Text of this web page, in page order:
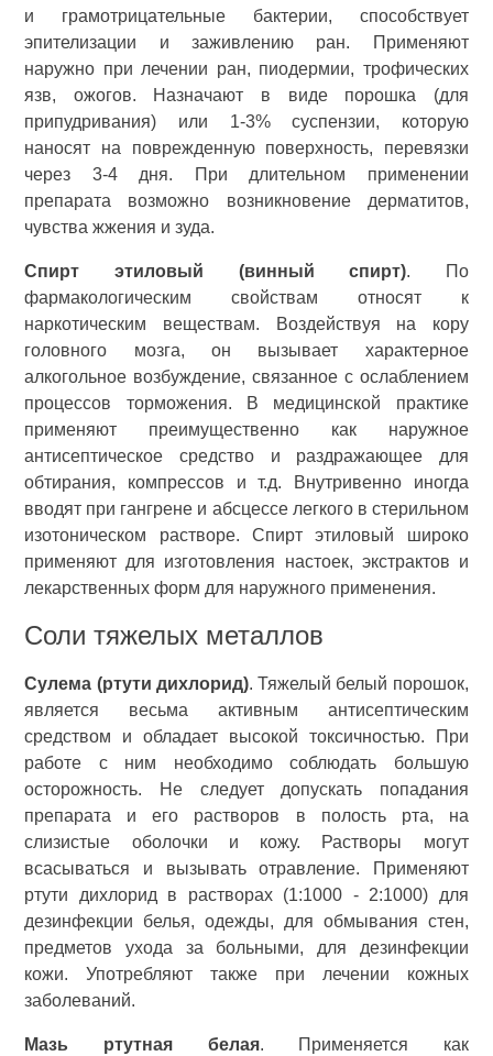
и грамотрицательные бактерии, способствует
эпителизации и заживлению ран. Применяют
наружно при лечении ран, пиодермии, трофических
язв, ожогов. Назначают в виде порошка (для
припудривания) или 1-3% суспензии, которую
наносят на поврежденную поверхность, перевязки
через 3-4 дня. При длительном применении
препарата возможно возникновение дерматитов,
чувства жжения и зуда.
Спирт этиловый (винный спирт). По
фармакологическим свойствам относят к
наркотическим веществам. Воздействуя на кору
головного мозга, он вызывает характерное
алкогольное возбуждение, связанное с ослаблением
процессов торможения. В медицинской практике
применяют преимущественно как наружное
антисептическое средство и раздражающее для
обтирания, компрессов и т.д. Внутривенно иногда
вводят при гангрене и абсцессе легкого в стерильном
изотоническом растворе. Спирт этиловый широко
применяют для изготовления настоек, экстрактов и
лекарственных форм для наружного применения.
Соли тяжелых металлов
Сулема (ртути дихлорид). Тяжелый белый порошок,
является весьма активным антисептическим
средством и обладает высокой токсичностью. При
работе с ним необходимо соблюдать большую
осторожность. Не следует допускать попадания
препарата и его растворов в полость рта, на
слизистые оболочки и кожу. Растворы могут
всасываться и вызывать отравление. Применяют
ртути дихлорид в растворах (1:1000 - 2:1000) для
дезинфекции белья, одежды, для обмывания стен,
предметов ухода за больными, для дезинфекции
кожи. Употребляют также при лечении кожных
заболеваний.
Мазь ртутная белая. Применяется как